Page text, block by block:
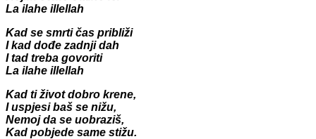
La ilahe illellah
Kad se smrti čas približi
I kad dođe zadnji dah
I tad treba govoriti
La ilahe illellah
Kad ti život dobro krene,
I uspjesi baš se nižu,
Nemoj da se uobraziš,
Kad pobjede same stižu.